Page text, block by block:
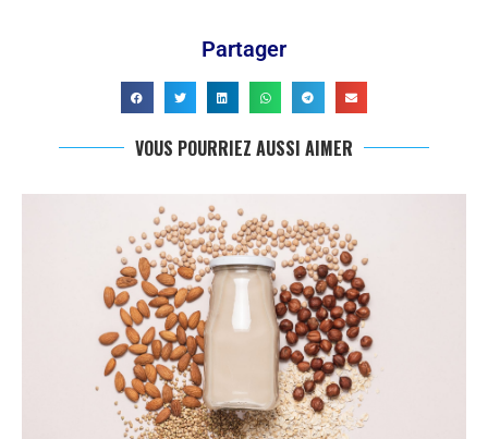
Partager
VOUS POURRIEZ AUSSI AIMER